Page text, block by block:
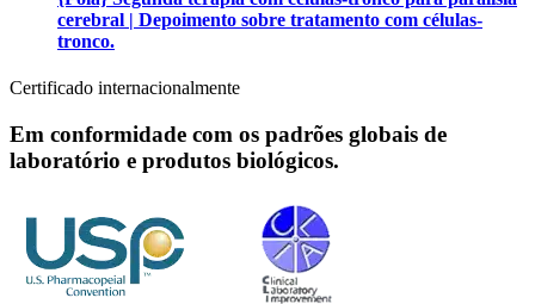
cerebral | Depoimento sobre tratamento com células-
tronco.
Certificado internacionalmente
Em conformidade com os padrões globais de
laboratório e produtos biológicos.